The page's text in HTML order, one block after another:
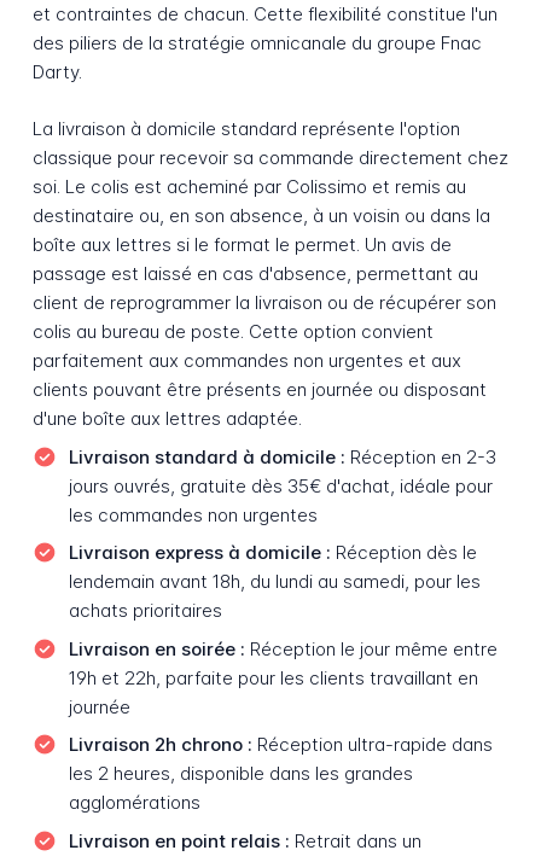
et contraintes de chacun. Cette flexibilité constitue l'un
des piliers de la stratégie omnicanale du groupe Fnac
Darty.
La livraison à domicile standard représente l'option
classique pour recevoir sa commande directement chez
soi. Le colis est acheminé par Colissimo et remis au
destinataire ou, en son absence, à un voisin ou dans la
boîte aux lettres si le format le permet. Un avis de
passage est laissé en cas d'absence, permettant au
client de reprogrammer la livraison ou de récupérer son
colis au bureau de poste. Cette option convient
parfaitement aux commandes non urgentes et aux
clients pouvant être présents en journée ou disposant
d'une boîte aux lettres adaptée.
Livraison standard à domicile : Réception en 2-3
jours ouvrés, gratuite dès 35€ d'achat, idéale pour
les commandes non urgentes
Livraison express à domicile : Réception dès le
lendemain avant 18h, du lundi au samedi, pour les
achats prioritaires
Livraison en soirée : Réception le jour même entre
19h et 22h, parfaite pour les clients travaillant en
journée
Livraison 2h chrono : Réception ultra-rapide dans
les 2 heures, disponible dans les grandes
agglomérations
Livraison en point relais : Retrait dans un